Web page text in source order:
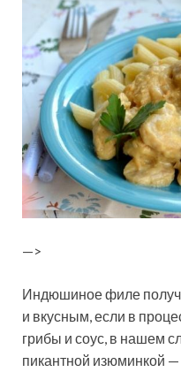
—>
Индюшиное филе
и вкусным, если в
грибы и соус, в нашем
пикантной изюминкой —